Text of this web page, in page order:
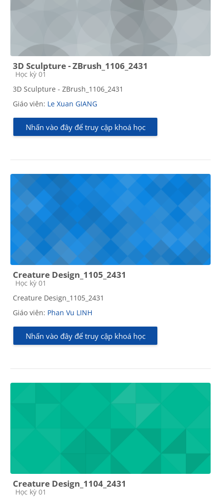
3D Sculpture - ZBrush_1106_2431
Các loại khóa học
Học kỳ 01
3D Sculpture - ZBrush_1106_2431
Giáo viên: Le Xuan GIANG
Nhấn vào đây để truy cập khoá học
Creature Design_1105_2431
Các loại khóa học
Học kỳ 01
Creature Design_1105_2431
Giáo viên: Phan Vu LINH
Nhấn vào đây để truy cập khoá học
Creature Design_1104_2431
Các loại khóa học
Học kỳ 01